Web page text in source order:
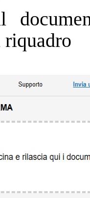
riquadro